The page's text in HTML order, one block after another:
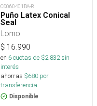
OD060401BA-R
Puño Latex Conical
Seal
Lomo
$ 16.990
en 6cuotas de $2.832sin
interés
ahorras $680 por
transferencia.
Disponible